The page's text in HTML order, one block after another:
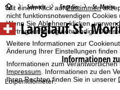
Mit einem Klick aufZustimmen
nicht funktionsnotwendigen
Wenn SieAblehnenklicken,
Vertragserfüllung notwendige
Weitere Informationen zur
Änderung Ihrer Einstellungen
Informationen zum
Impressum . Informationen zu den
Ihren Rechten finden Sie in unserer
S
t
a
r
t
Schweiz Engadin St. Moritz
Langlauf St.
Informationen
Loipenkilometer: